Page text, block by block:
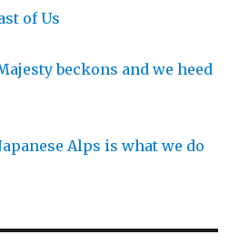
of Us
beckons and we heed
Alps is what we do